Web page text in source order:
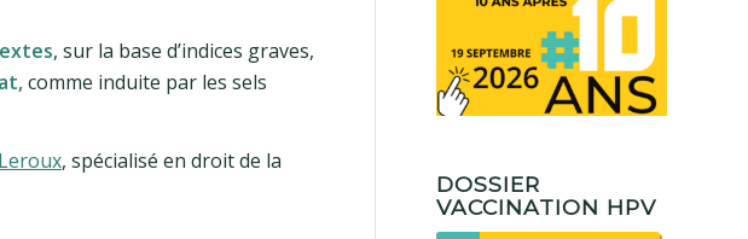
, sur la base d’indices graves,
comme induite par les sels
, spécialisé en droit de la
DOSSIER
VACCINATION HPV